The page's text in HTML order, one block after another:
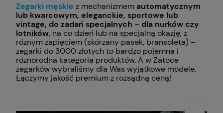
Zegarki męskie z mechanizmem automatycznym
lub kwarcowym, eleganckie, sportowe lub
vintage, do zadań specjalnych – dla nurków czy
lotników, na co dzień lub na specjalną okazję, z
różnym zapięciem (skórzany pasek, bransoleta) –
zegarki do 3000 złotych to bardzo pojemna i
różnorodna kategoria produktów. A w Zatoce
zegarków wybraliśmy dla Was wyjątkowe modele.
Łączymy jakość premium z rozsądną ceną!